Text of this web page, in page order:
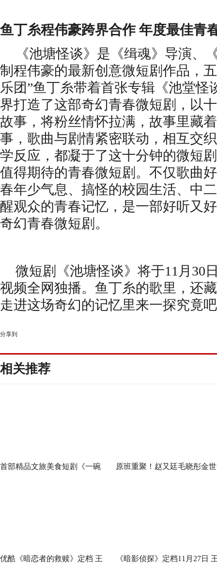
鱼丁糸程伟豪跨界合作年度最佳青
《池塘怪谈》是《缉魂》导演、
制程伟豪的最新创意微短剧作品，
乐团”鱼丁糸带着首张专辑《池堂怪
界打造了这部奇幻青春微短剧，以
故事，将粉丝情怀拉满，故事里藏
事，歌曲与剧情紧密联动，相互交
学反应，都凝于了这十分钟的微短
值得期待的青春微短剧。不仅歌曲
春年少气息、搞怪的校园生活、中
醒观众的青春记忆，是一部好听又
奇幻青春微短剧。
微短剧《池塘怪谈》将于11月30
视频全网独播。鱼丁糸的歌里，还
走进这场奇幻的记忆里来一探究竟
分享到
相关推荐
首部精品文旅美食短剧《一碗 原班重聚！赵又廷毛晓彤金世
优酷《暗恋者的救赎》定档 王 《暗影侦探》定档11月27日